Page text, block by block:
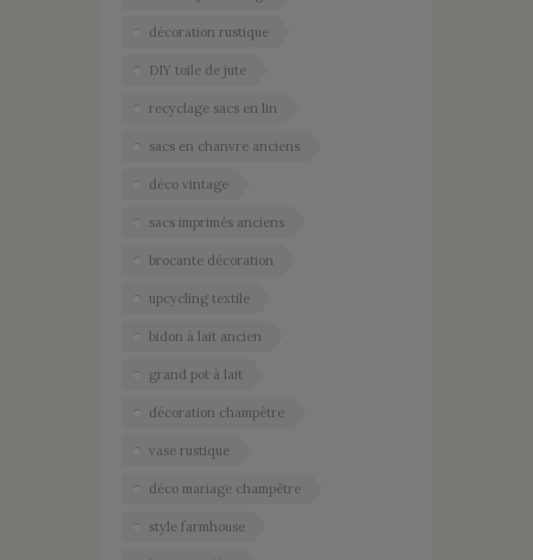
décoration rustique
DIY toile de jute
recyclage sacs en lin
sacs en chanvre anciens
déco vintage
sacs imprimés anciens
brocante décoration
upcycling textile
bidon à lait ancien
grand pot à lait
décoration champêtre
vase rustique
déco mariage champêtre
style farmhouse